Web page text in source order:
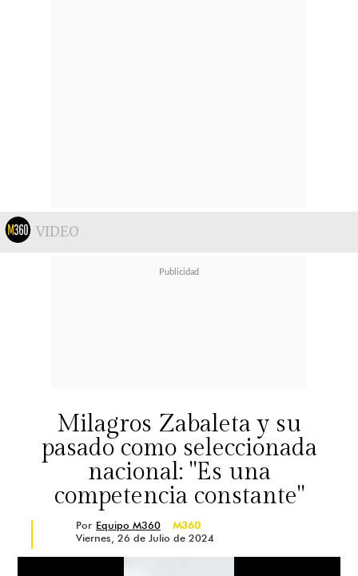
VIDEO
Milagros Zabaleta y su
pasado como seleccionada
nacional: "Es una
competencia constante"
Por Equipo M360
M360
Viernes, 26 de Julio de 2024